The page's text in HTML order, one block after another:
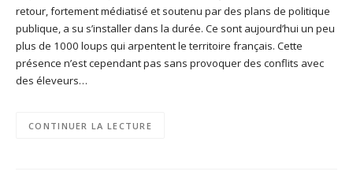
retour, fortement médiatisé et soutenu par des plans de politique
publique, a su s’installer dans la durée. Ce sont aujourd’hui un peu
plus de 1000 loups qui arpentent le territoire français. Cette
présence n’est cependant pas sans provoquer des conflits avec
des éleveurs…
CONTINUER LA LECTURE